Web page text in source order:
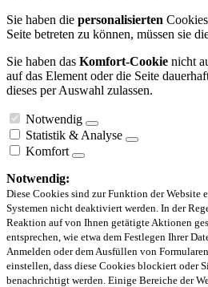
Sie haben die personalisierten
Seite betreten zu können, müssen sie
Sie haben das Komfort-Cookie nicht
auf das Element oder die Seite
dieses per Auswahl zulassen.
Notwendig
Statistik & Analyse
Komfort
Notwendig:
Diese Cookies sind zur Funktion der Website
Systemen nicht deaktiviert werden. In der
Reaktion auf von Ihnen getätigte Aktionen
entsprechen, wie etwa dem Festlegen Ihrer
Anmelden oder dem Ausfüllen von
einstellen, dass diese Cookies blockiert oder
benachrichtigt werden. Einige Bereiche der